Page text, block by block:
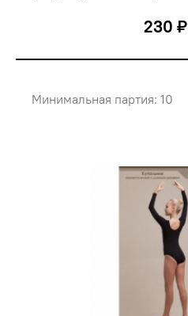
230 ₽
Минимальная партия: 10